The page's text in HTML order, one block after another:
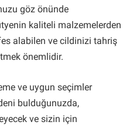
göz önünde
kaliteli malzemelerden
alabilen ve cildinizi tahriş
önemlidir.
ve uygun seçimler
bulduğunuzda,
ve sizin için